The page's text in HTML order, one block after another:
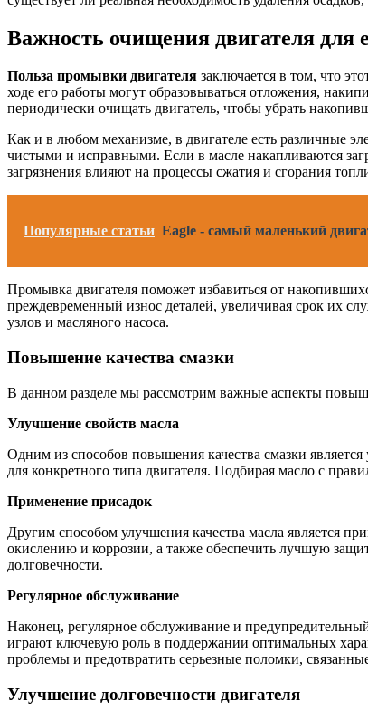
Важность очищения двигателя для
Польза промывки двигателя заключается в том, что
ходе его работы могут образовываться отложения,
периодически очищать двигатель, чтобы убрать
Как и в любом механизме, в двигателе есть различные
чистыми и исправными. Если в масле накапливаются
загрязнения влияют на процессы сжатия и сгорания
Популярные статьи Eagle - самый маленький
Промывка двигателя поможет избавиться от
преждевременный износ деталей, увеличивая срок их
узлов и масляного насоса.
Повышение качества смазки
В данном разделе мы рассмотрим важные аспекты
Улучшение свойств масла
Одним из способов повышения качества смазки
для конкретного типа двигателя. Подбирая масло с
Применение присадок
Другим способом улучшения качества масла является
окислению и коррозии, а также обеспечить лучшую
долговечности.
Регулярное обслуживание
Наконец, регулярное обслуживание и
играют ключевую роль в поддержании оптимальных
проблемы и предотвратить серьезные поломки,
Улучшение долговечности двигателя